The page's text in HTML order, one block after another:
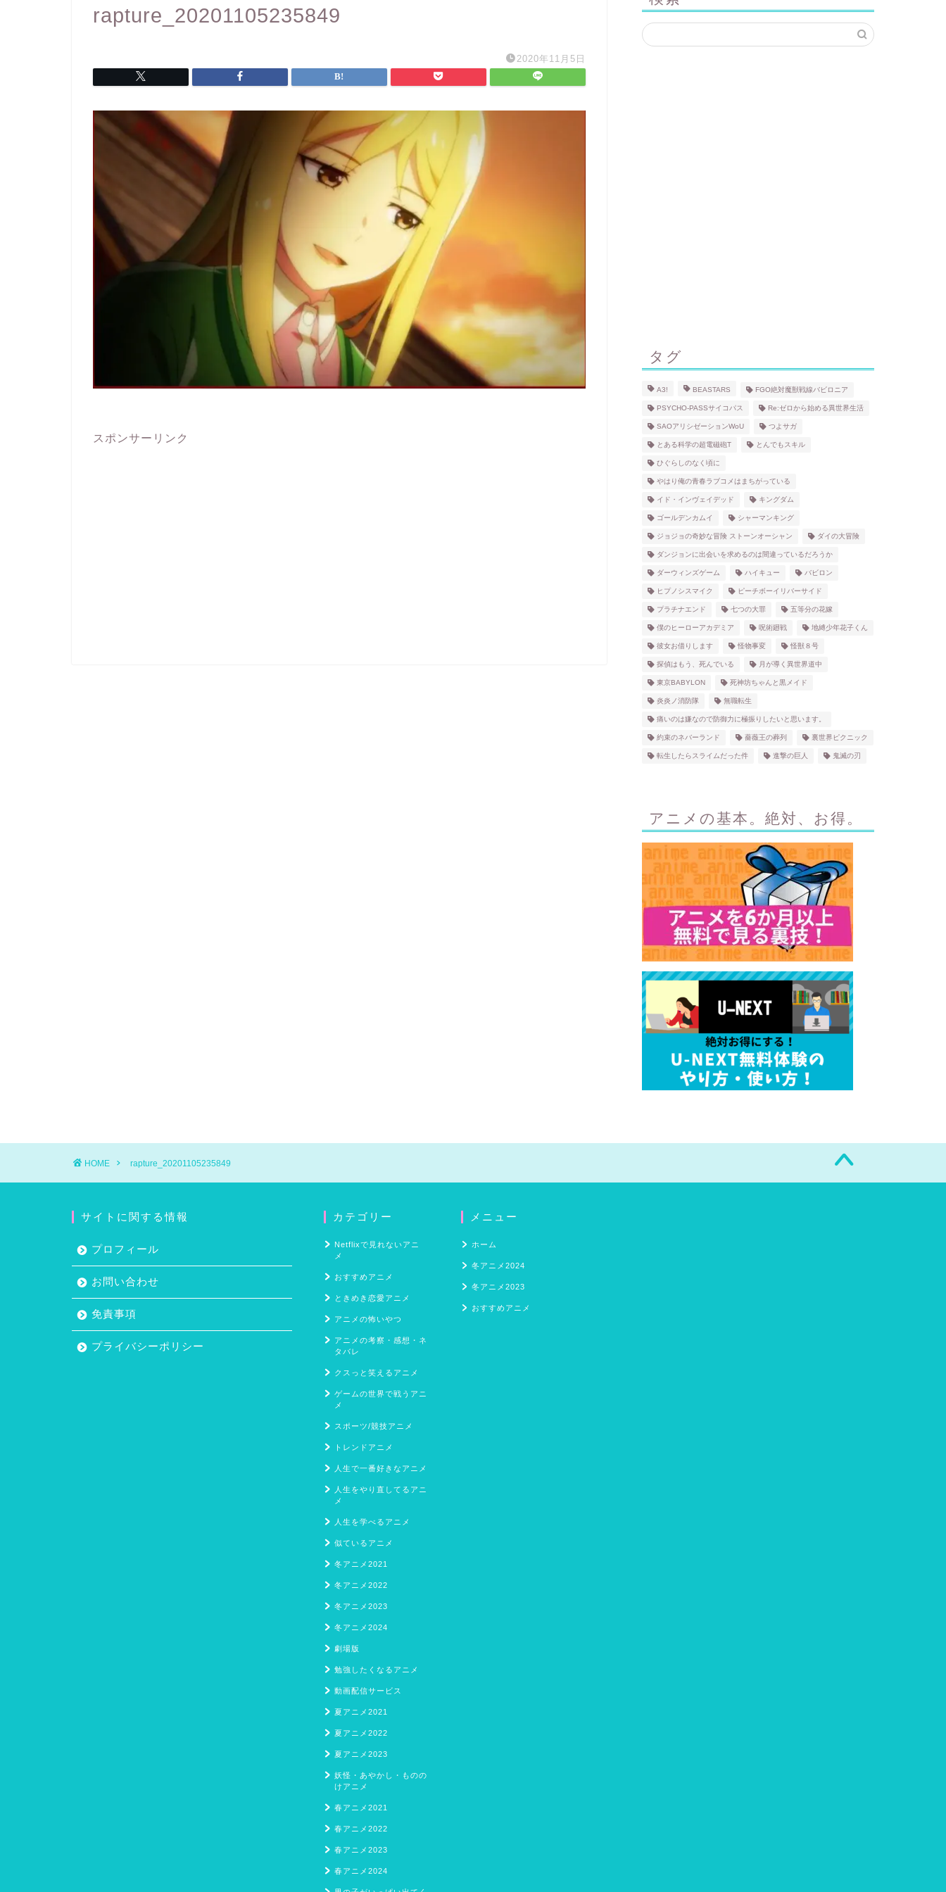
rapture_20201105235849
2020年11月5日
スポンサーリンク
タグ
A3! BEASTARS FGO絶対魔獣戦線バビロニア
PSYCHO-PASSサイコパス Re:ゼロから始める異世界生活
SAOアリシゼーションWoU つよサガ
とある科学の超電磁砲T とんでもスキル
ひぐらしのなく頃に
やはり俺の青春ラブコメはまちがっている
イド・インヴェイデッド キングダム
ゴールデンカムイ シャーマンキング
ジョジョの奇妙な冒険 ストーンオーシャン ダイの大冒険
ダンジョンに出会いを求めるのは間違っているだろうか
ダーウィンズゲーム ハイキュー バビロン
ヒプノシスマイク ピーチボーイリバーサイド
プラチナエンド 七つの大罪 五等分の花嫁
僕のヒーローアカデミア 呪術廻戦 地縛少年花子くん
彼女お借りします 怪物事変 怪獣８号
探偵はもう、死んでいる 月が導く異世界道中
東京BABYLON 死神坊ちゃんと黒メイド
炎炎ノ消防隊 無職転生
痛いのは嫌なので防御力に極振りしたいと思います。
約束のネバーランド 薔薇王の葬列 裏世界ピクニック
転生したらスライムだった件 進撃の巨人 鬼滅の刃
アニメの基本。絶対、お得。
HOME rapture_20201105235849
サイトに関する情報
プロフィール
お問い合わせ
免責事項
プライバシーポリシー
カテゴリー
Netflixで見れないアニ
メ
おすすめアニメ
ときめき恋愛アニメ
アニメの怖いやつ
アニメの考察・感想・ネ
タバレ
クスっと笑えるアニメ
ゲームの世界で戦うアニ
メ
スポーツ/競技アニメ
トレンドアニメ
人生で一番好きなアニメ
人生をやり直してるアニ
メ
人生を学べるアニメ
似ているアニメ
冬アニメ2021
冬アニメ2022
冬アニメ2023
冬アニメ2024
劇場版
勉強したくなるアニメ
動画配信サービス
夏アニメ2021
夏アニメ2022
夏アニメ2023
妖怪・あやかし・ものの
けアニメ
春アニメ2021
春アニメ2022
春アニメ2023
春アニメ2024
メニュー
ホーム
冬アニメ2024
冬アニメ2023
おすすめアニメ